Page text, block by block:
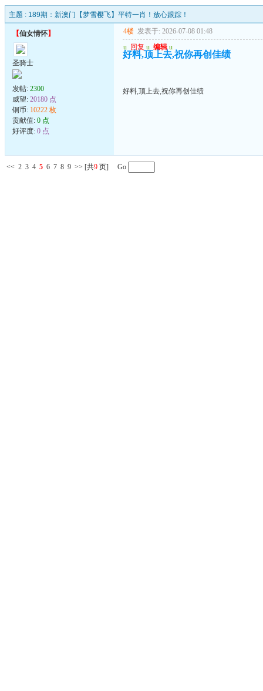
主题 : 189期：新澳门【梦雪樱飞】平特一肖！放心跟踪！
【仙女情怀】
圣骑士
发帖: 2300
威望: 20180 点
铜币: 10222 枚
贡献值: 0 点
好评度: 0 点
4楼 发表于: 2026-07-08 01:48
u 回复 u 编辑 u
好料,顶上去,祝你再创佳绩
好料,顶上去,祝你再创佳绩
<< 2 3 4 5 6 7 8 9 >> [共9 页] Go